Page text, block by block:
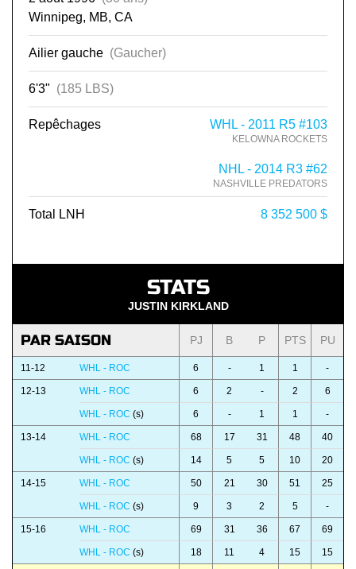
Winnipeg, MB, CA
Ailier gauche (Gaucher)
6'3" (185 LBS)
Repêchages WHL - 2011 R5 #103
KELOWNA ROCKETS
NHL - 2014 R3 #62
NASHVILLE PREDATORS
Total LNH 8 352 500 $
STATS
JUSTIN KIRKLAND
PAR SAISON PJ B P PTS PU
11-12 WHL - ROC 6 - 1 1 -
12-13 WHL - ROC 6 2 - 2 6
WHL - ROC (s) 6 - 1 1 -
13-14 WHL - ROC 68 17 31 48 40
WHL - ROC (s) 14 5 5 10 20
14-15 WHL - ROC 50 21 30 51 25
WHL - ROC (s) 9 3 2 5 -
15-16 WHL - ROC 69 31 36 67 69
WHL - ROC (s) 18 11 4 15 15